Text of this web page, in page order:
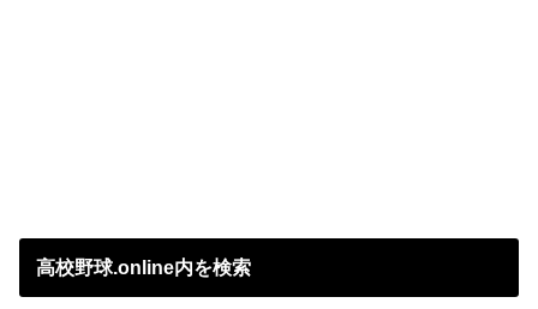
高校野球.online内を検索